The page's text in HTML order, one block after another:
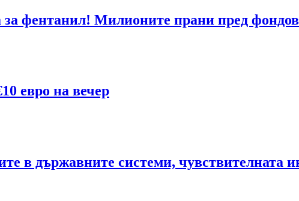
фентанил! Милионите прани пред
евро на вечер
в държавните системи,